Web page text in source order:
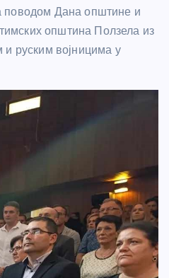
поводом Дана општине и
општина Ползела из
руским војницима у